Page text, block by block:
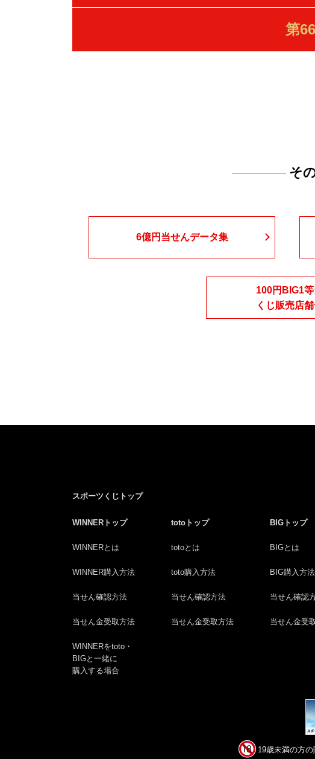
第
そ
6億円当せんデータ集
100円BIG1
くじ販売店
スポーツくじトップ
WINNERトップ
WINNERとは
WINNER購入方法
当せん確認方法
当せん金受取方法
WINNERをtoto・
BIGと一緒に
購入する場合
totoトップ
totoとは
toto購入方法
当せん確認方法
当せん金受取方法
BIGトップ
BIGとは
BIG購入方法
当せん確認
当せん金受
19歳未満の方